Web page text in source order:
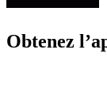
Obtenez